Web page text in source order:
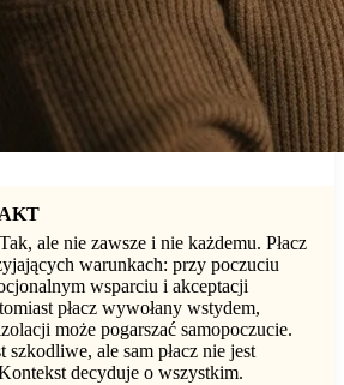
ale nie zawsze i nie każdemu. Płacz
warunkach: przy poczuciu
wsparciu i akceptacji
płacz wywołany wstydem,
może pogarszać samopoczucie.
szkodliwe, ale sam płacz nie jest
decyduje o wszystkim.